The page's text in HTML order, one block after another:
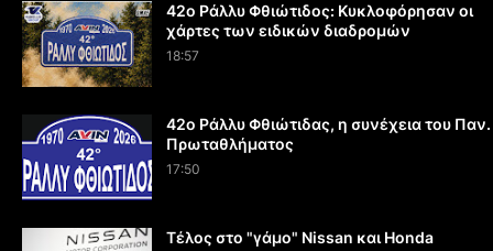
42ο Ράλλυ Φθιώτιδος: Κυκλοφόρησαν οι
χάρτες των ειδικών διαδρομών
18:57
42ο Ράλλυ Φθιώτιδας, η συνέχεια του Παν.
Πρωταθλήματος
17:50
Τέλος στο "γάμο" Nissan και Honda